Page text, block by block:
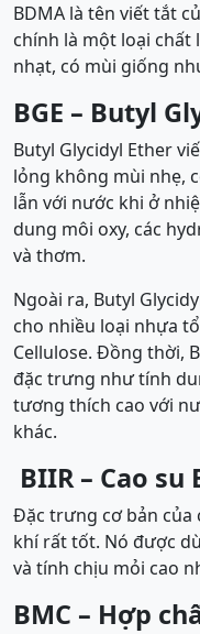
BDMA là tên viết tắt
chính là một loại chất
nhạt, có mùi giống
BGE – Butyl
Butyl Glycidyl Ether
lỏng không mùi nhẹ,
lẫn với nước khi ở
dung môi oxy, các
và thơm.
Ngoài ra, Butyl
cho nhiều loại nhựa
Cellulose. Đồng thời,
đặc trưng như tính
tương thích cao với
khác.
BIIR – Cao su
Đặc trưng cơ bản của
khí rất tốt. Nó được
và tính chịu mỏi cao
BMC – Hợp